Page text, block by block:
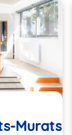
Murats